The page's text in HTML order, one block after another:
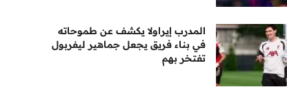
المدرب إيراولا يكشف عن طموحاته
في بناء فريق يجعل جماهير ليفربول
تفتخر بهم